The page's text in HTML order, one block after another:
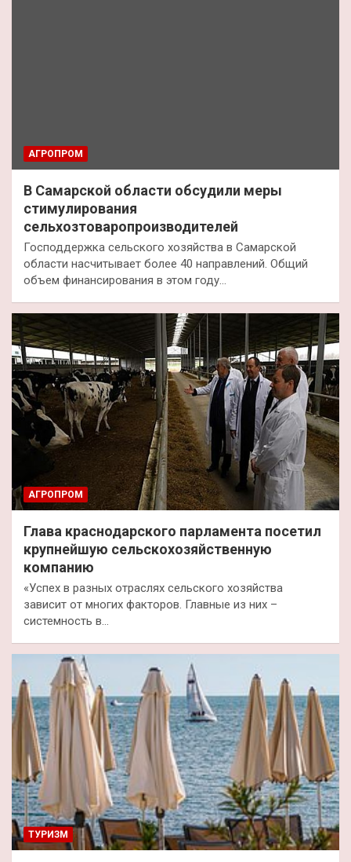
АГРОПРОМ
В Самарской области обсудили меры
стимулирования
сельхозтоваропроизводителей
Господдержка сельского хозяйства в Самарской
области насчитывает более 40 направлений. Общий
объем финансирования в этом году…
АГРОПРОМ
Глава краснодарского парламента посетил
крупнейшую сельскохозяйственную
компанию
«Успех в разных отраслях сельского хозяйства
зависит от многих факторов. Главные из них –
системность в…
ТУРИЗМ